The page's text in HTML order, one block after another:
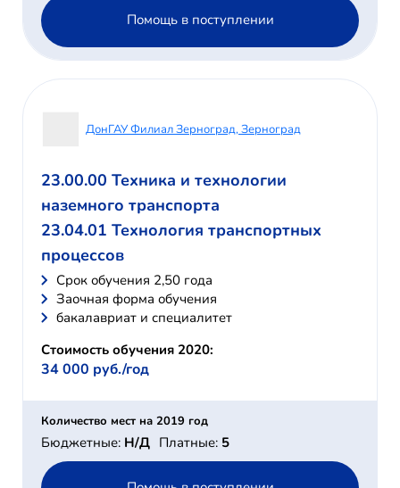
Помощь в поступлении
ДонГАУ Филиал Зерноград, Зерноград
23.00.00 Техника и технологии
наземного транспорта
23.04.01 Технология транспортных
процессов
Cрок обучения 2,50 года
Заочная форма обучения
бакалавриат и специалитет
Стоимость обучения 2020:
34 000 руб./год
Количество мест на 2019 год
Бюджетные: Н/Д Платные: 5